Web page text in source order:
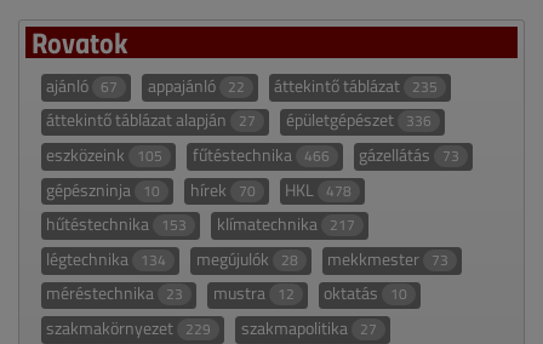
Rovatok
ajánló 67 appajánló 22 áttekintő táblázat 235
áttekintő táblázat alapján 27 épületgépészet 336
eszközeink 105 fűtéstechnika 466 gázellátás 73
gépészninja 10 hírek 70 HKL 478
hűtéstechnika 153 klímatechnika 217
légtechnika 134 megújulók 28 mekkmester 73
méréstechnika 23 mustra 12 oktatás 10
szakmakörnyezet 229 szakmapolitika 27